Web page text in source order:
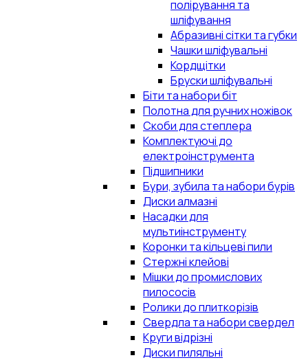
полірування та
шліфування
Абразивні сітки та губки
Чашки шліфувальні
Кордщітки
Бруски шліфувальні
Біти та набори біт
Полотна для ручних ножівок
Скоби для степлера
Комплектуючі до
електроінструмента
Підшипники
Бури, зубила та набори бурів
Диски алмазні
Насадки для
мультиінструменту
Коронки та кільцеві пили
Стержні клейові
Мішки до промислових
пилососів
Ролики до плиткорізів
Свердла та набори свердел
Круги відрізні
Диски пиляльні